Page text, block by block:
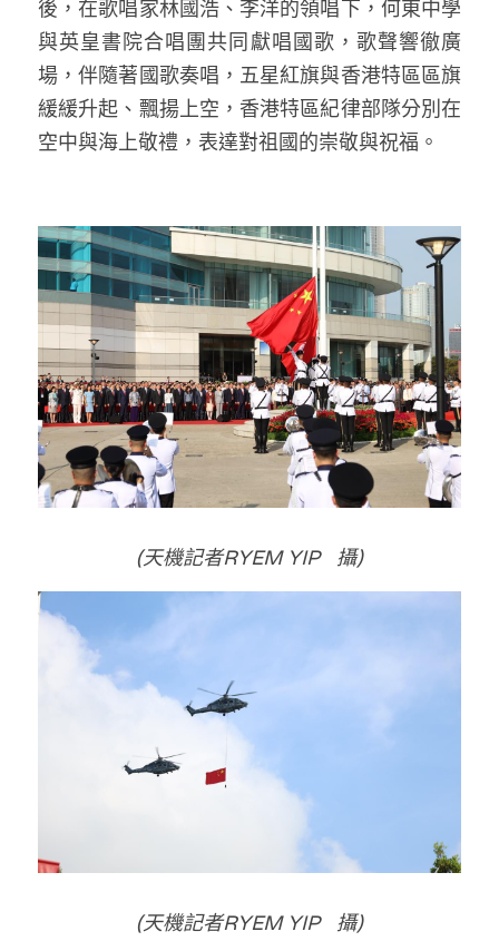
後，在歌唱家林國浩、李洋的領唱下，何東中學
與英皇書院合唱團共同獻唱國歌，歌聲響徹廣
場，伴隨著國歌奏唱，五星紅旗與香港特區區旗
緩緩升起、飄揚上空，香港特區紀律部隊分別在
空中與海上敬禮，表達對祖國的崇敬與祝福。
(天機記者RYEM YIP   攝)
(天機記者RYEM YIP   攝)